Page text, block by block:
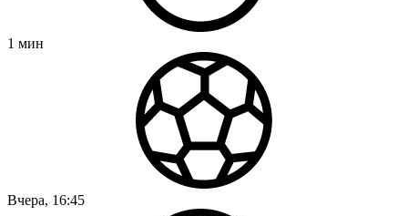
1 мин
Вчера, 16:45